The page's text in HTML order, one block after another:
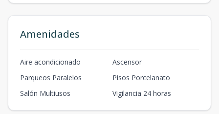
Amenidades
Aire acondicionado
Ascensor
Parqueos Paralelos
Pisos Porcelanato
Salón Multiusos
Vigilancia 24 horas